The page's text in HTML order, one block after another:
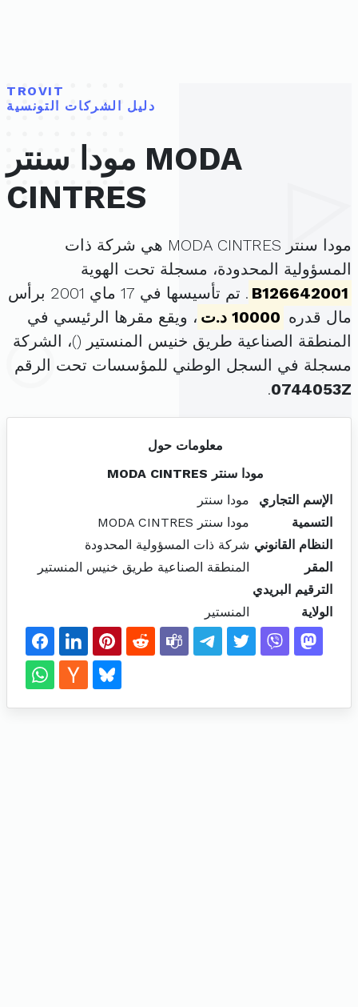
TROVIT
دليل الشركات التونسية
مودا سنتر MODA
CINTRES
مودا سنتر MODA CINTRES هي شركة ذات
المسؤولية المحدودة، مسجلة تحت الهوية
B126642001
. تم تأسيسها في 17 ماي 2001 برأس
مال قدره 10000 د.ت
، ويقع مقرها الرئيسي في
المنطقة الصناعية طريق خنيس المنستير ()، الشركة
مسجلة في السجل الوطني للمؤسسات تحت الرقم
0744053Z
.
معلومات حول
مودا سنتر MODA CINTRES
الإسم التجاري
مودا سنتر
التسمية
مودا سنتر MODA CINTRES
النظام القانوني شركة ذات المسؤولية المحدودة
المقر
المنطقة الصناعية طريق خنيس المنستير
الترقيم البريدي
الولاية
المنستير